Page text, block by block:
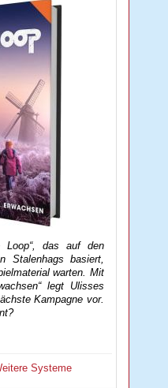
Loop“, das auf den
Stalenhags basiert,
warten. Mit
legt Ulisses
Kampagne vor.
Systeme